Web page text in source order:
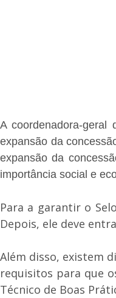
A coordenadora-geral
expansão da
expansão da
importância social e
Para a garantir o
Depois, ele deve
Além disso, existem
requisitos para que
Técnico de Boas